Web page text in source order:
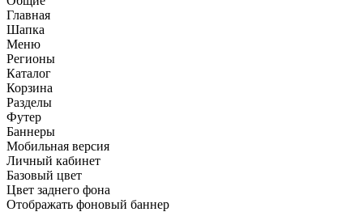
Главная
Шапка
Меню
Регионы
Каталог
Корзина
Разделы
Футер
Баннеры
Мобильная версия
Личный кабинет
Базовый цвет
Цвет заднего фона
Отображать фоновый баннер